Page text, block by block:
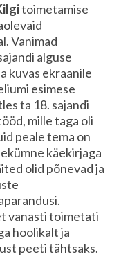
toimetamise
Vanimad
alguse
kuvas ekraanile
esimese
ta 18. sajandi
mille taga oli
peale tema on
käekirjaga
olid põnevad ja
vanasti toimetati
hoolikalt ja
peeti tähtsaks.